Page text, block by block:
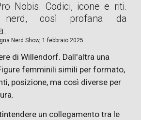
Nobis. Codici, icone e riti.
nerd, così profana da
Nerd Show, 1 febbraio 2025
di Willendorf. Dall'altra una
femminili simili per formato,
posizione, ma così diverse per
un collegamento tra le